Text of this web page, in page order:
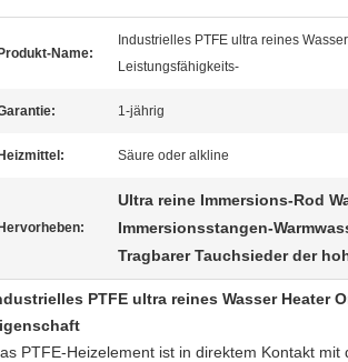
Produkt-Name:
Industrielles PTFE ultra reines
Leistungsfähigkeits-
1-jährig
Heizmittel: Säure oder alkline
Hervorheben:
Ultra reine Immersions-Rod
Immersionsstangen-
Tragbarer Tauchsieder der
PTFE ultra reines Wasser Heater
PTFE-Heizelement ist in direktem Kontakt